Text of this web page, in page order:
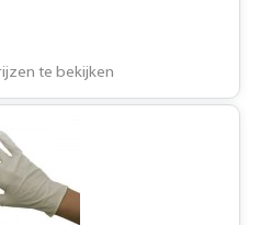
te bekijken